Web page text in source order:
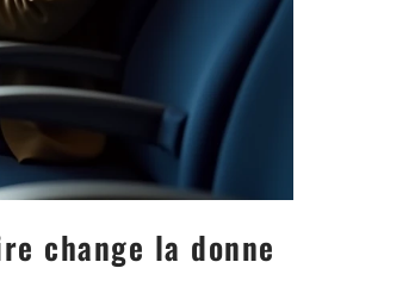
change la donne